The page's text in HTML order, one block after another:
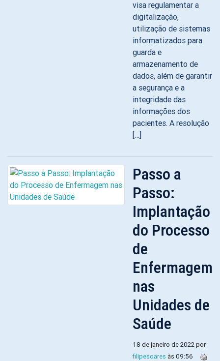
visa regulamentar a
digitalização,
utilização de sistemas
informatizados para
guarda e
armazenamento de
dados, além de garantir
a segurança e a
integridade das
informações dos
pacientes. A resolução
[…]
Passo a
Passo:
Implantação
do Processo
de
Enfermagem
nas
Unidades de
Saúde
18 de janeiro de 2022 por
filipesoares às 09:56